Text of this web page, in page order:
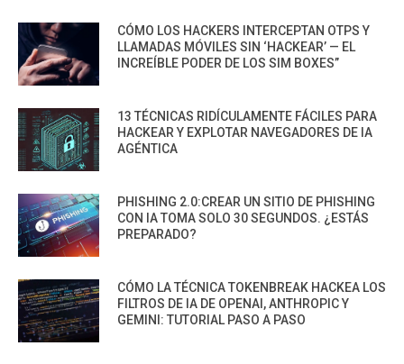
CÓMO LOS HACKERS INTERCEPTAN OTPS Y
LLAMADAS MÓVILES SIN ‘HACKEAR’ — EL
INCREÍBLE PODER DE LOS SIM BOXES”
13 TÉCNICAS RIDÍCULAMENTE FÁCILES PARA
HACKEAR Y EXPLOTAR NAVEGADORES DE IA
AGÉNTICA
PHISHING 2.0:CREAR UN SITIO DE PHISHING
CON IA TOMA SOLO 30 SEGUNDOS. ¿ESTÁS
PREPARADO?
CÓMO LA TÉCNICA TOKENBREAK HACKEA LOS
FILTROS DE IA DE OPENAI, ANTHROPIC Y
GEMINI: TUTORIAL PASO A PASO